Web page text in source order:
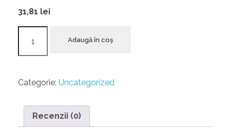
31,81 lei
Adaugă în coș
Categorie: Uncategorized
Recenzii (0)